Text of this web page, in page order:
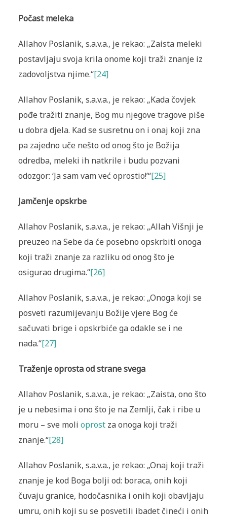
Počast meleka
Allahov Poslanik, s.a.v.a., je rekao: „Zaista meleki
postavljaju svoja krila onome koji traži znanje iz
zadovoljstva njime.“[24]
Allahov Poslanik, s.a.v.a., je rekao: „Kada čovjek
pođe tražiti znanje, Bog mu njegove tragove piše
u dobra djela. Kad se susretnu on i onaj koji zna
pa zajedno uče nešto od onog što je Božija
odredba, meleki ih natkrile i budu pozvani
odozgor: ‘Ja sam vam već oprostio!’“[25]
Jamčenje opskrbe
Allahov Poslanik, s.a.v.a., je rekao: „Allah Višnji je
preuzeo na Sebe da će posebno opskrbiti onoga
koji traži znanje za razliku od onog što je
osigurao drugima.“[26]
Allahov Poslanik, s.a.v.a., je rekao: „Onoga koji se
posveti razumijevanju Božije vjere Bog će
sačuvati brige i opskrbiće ga odakle se i ne
nada.“[27]
Traženje oprosta od strane svega
Allahov Poslanik, s.a.v.a., je rekao: „Zaista, ono što
je u nebesima i ono što je na Zemlji, čak i ribe u
moru – sve moli oprostza onoga koji traži
znanje.“[28]
Allahov Poslanik, s.a.v.a., je rekao: „Onaj koji traži
znanje je kod Boga bolji od: boraca, onih koji
čuvaju granice, hodočasnika i onih koji obavljaju
umru, onih koji su se posvetili ibadet čineći i onih